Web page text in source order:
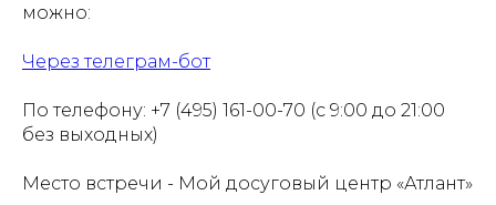
можно:
Через телеграм-бот
По телефону: +7 (495) 161-00-70 (с 9:00 до 21:00
без выходных)
Место встречи - Мой досуговый центр «Атлант»